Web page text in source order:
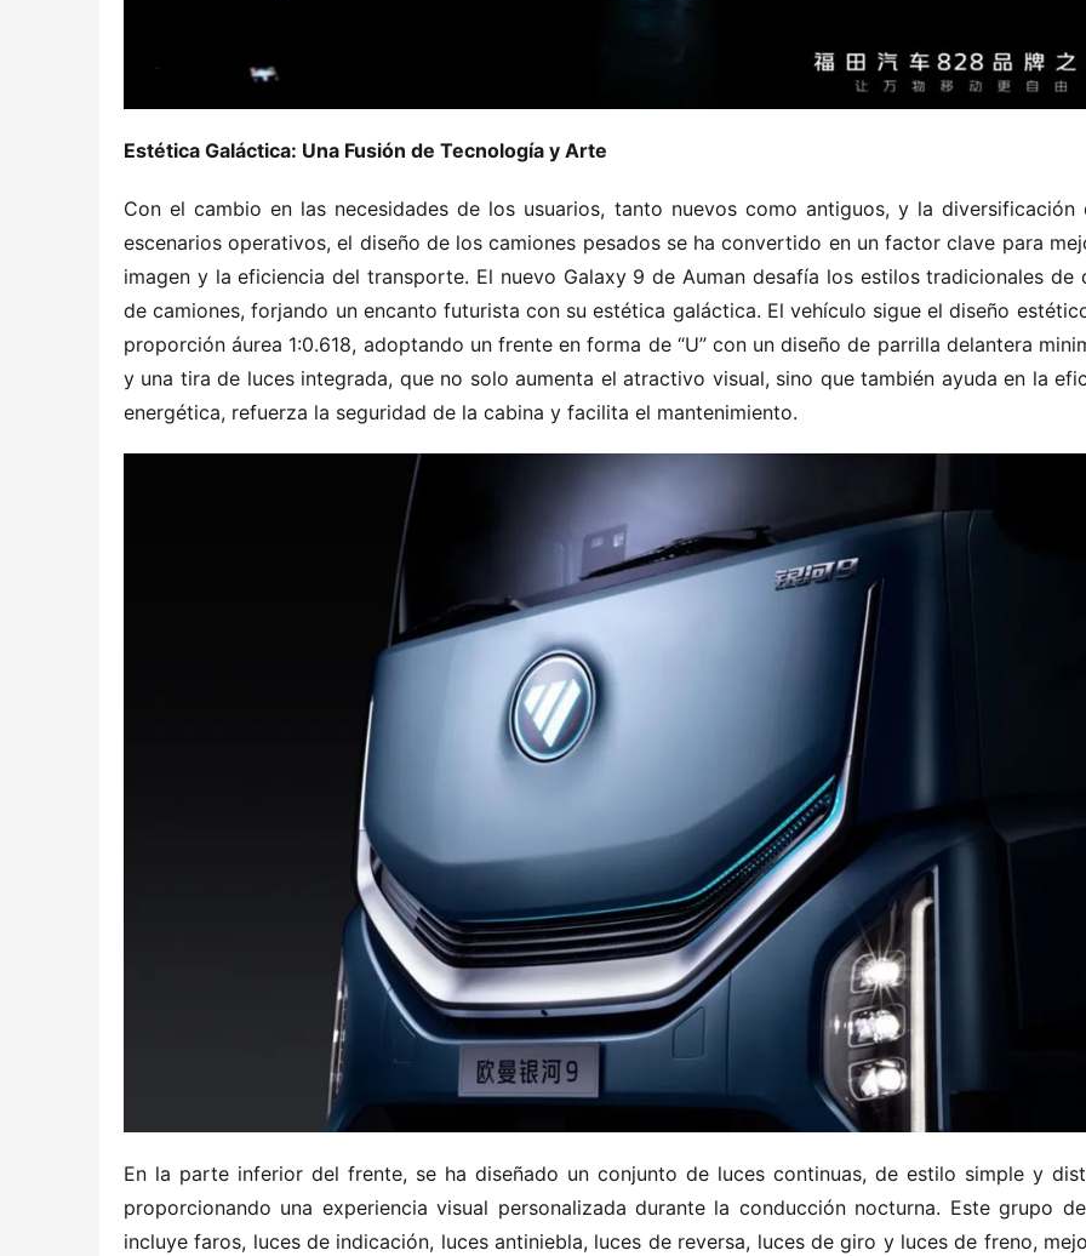
Estética Galáctica: Una Fusión de Tecnología y Arte
Con el cambio en las necesidades de los usuarios, tanto nuevos como antiguos, y la diversificación
escenarios operativos, el diseño de los camiones pesados se ha convertido en un factor clave para
imagen y la eficiencia del transporte. El nuevo Galaxy 9 de Auman desafía los estilos tradicionales de
de camiones, forjando un encanto futurista con su estética galáctica. El vehículo sigue el diseño
proporción áurea 1:0.618, adoptando un frente en forma de “U” con un diseño de parrilla delantera
y una tira de luces integrada, que no solo aumenta el atractivo visual, sino que también ayuda en la
energética, refuerza la seguridad de la cabina y facilita el mantenimiento.
En la parte inferior del frente, se ha diseñado un conjunto de luces continuas, de estilo simple y
proporcionando una experiencia visual personalizada durante la conducción nocturna. Este grupo
incluye faros, luces de indicación, luces antiniebla, luces de reversa, luces de giro y luces de freno,